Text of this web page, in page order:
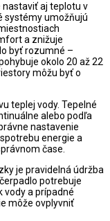
nastaviť aj teplotu v
systémy umožňujú
a znižuje
byť rozumné –
okolo 20 až 22
môžu byť o
teplej vody. Tepelné
alebo podľa
nastavenie
energie a
čase.
je pravidelná údržba
potrebuje
vody a prípadné
môže ovplyvniť